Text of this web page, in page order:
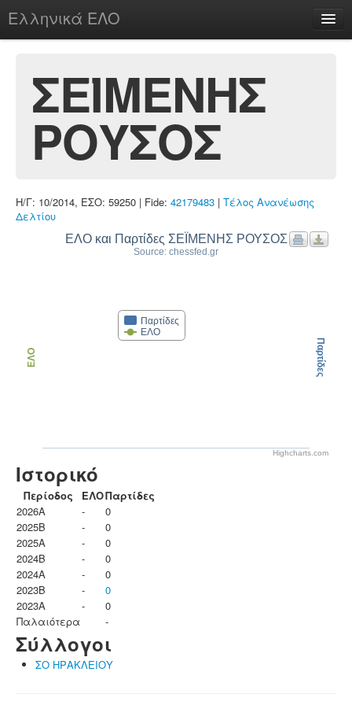
Ελληνικά ΕΛΟ
chesstu.be @ discord
Login
ΣΕΪΜΕΝΗΣ
ΡΟΥΣΟΣ
Η/Γ: 10/2014, ΕΣΟ: 59250 | Fide: 42179483 | Τέλος Ανανέωσης
Δελτίου
ΕΛΟ και Παρτίδες ΣΕΪΜΕΝΗΣ ΡΟΥΣΟΣ
Source: chessfed.gr
Παρτίδες
ΕΛΟ
ΕΛΟ Παρτίδες
Highcharts.com
Ιστορικό
Περίοδος ΕΛΟΠαρτίδες
2026A
-
0
2025B
-
0
2025A
-
0
2024B
-
0
2024A
-
0
2023B
-
0
2023Α
-
0
Παλαιότερα
-
Σύλλογοι
ΣΟ ΗΡΑΚΛΕΙΟΥ